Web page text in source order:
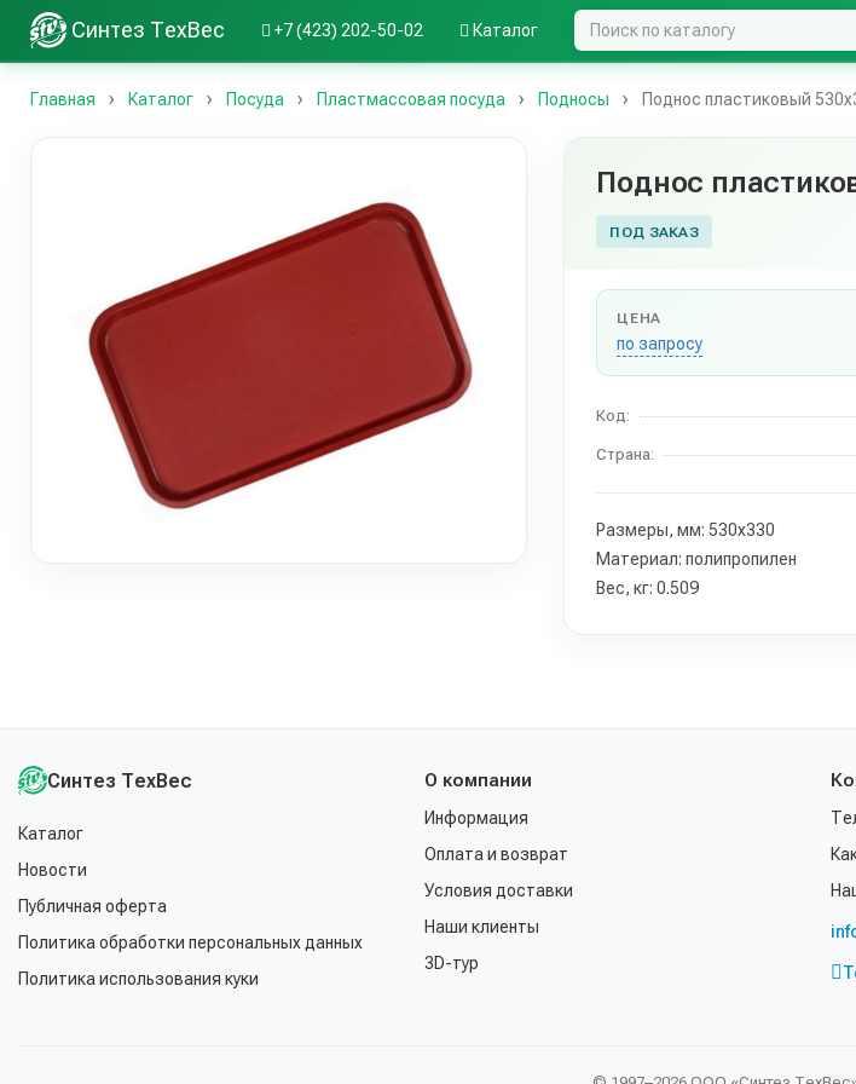
Синтез ТехВес +7 (423) 202-50-02 Каталог
Главная Каталог Посуда Пластмассовая посуда Подносы Поднос пластиковый
Поднос
ПОД ЗАКАЗ
ЦЕНА
по запросу
Код:
Страна:
Размеры, мм: 530х330
Материал: полипропилен
Вес, кг: 0.509
Синтез ТехВес
Каталог
Новости
Публичная оферта
Политика обработки персональных данных
Политика использования куки
О компании
Информация
Оплата и возврат
Условия доставки
Наши клиенты
3D-тур